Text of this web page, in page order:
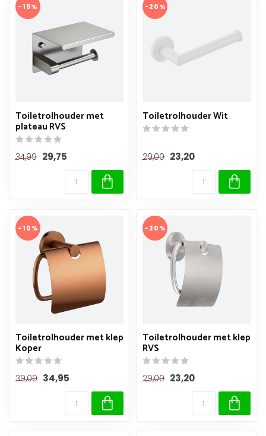
-15%
Toiletrolhouder met
plateau RVS
34,99 29,75
-20%
Toiletrolhouder Wit
29,00 23,20
-10%
Toiletrolhouder met klep
Koper
39,00 34,95
-20%
Toiletrolhouder met klep
RVS
29,00 23,20